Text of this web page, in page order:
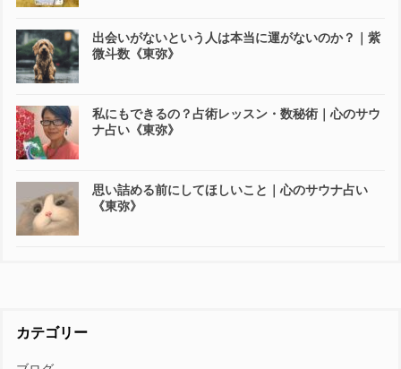
出会いがないという人は本当に運がないのか？｜紫
微斗数《東弥》
私にもできるの？占術レッスン・数秘術｜心のサウ
ナ占い《東弥》
思い詰める前にしてほしいこと｜心のサウナ占い
《東弥》
カテゴリー